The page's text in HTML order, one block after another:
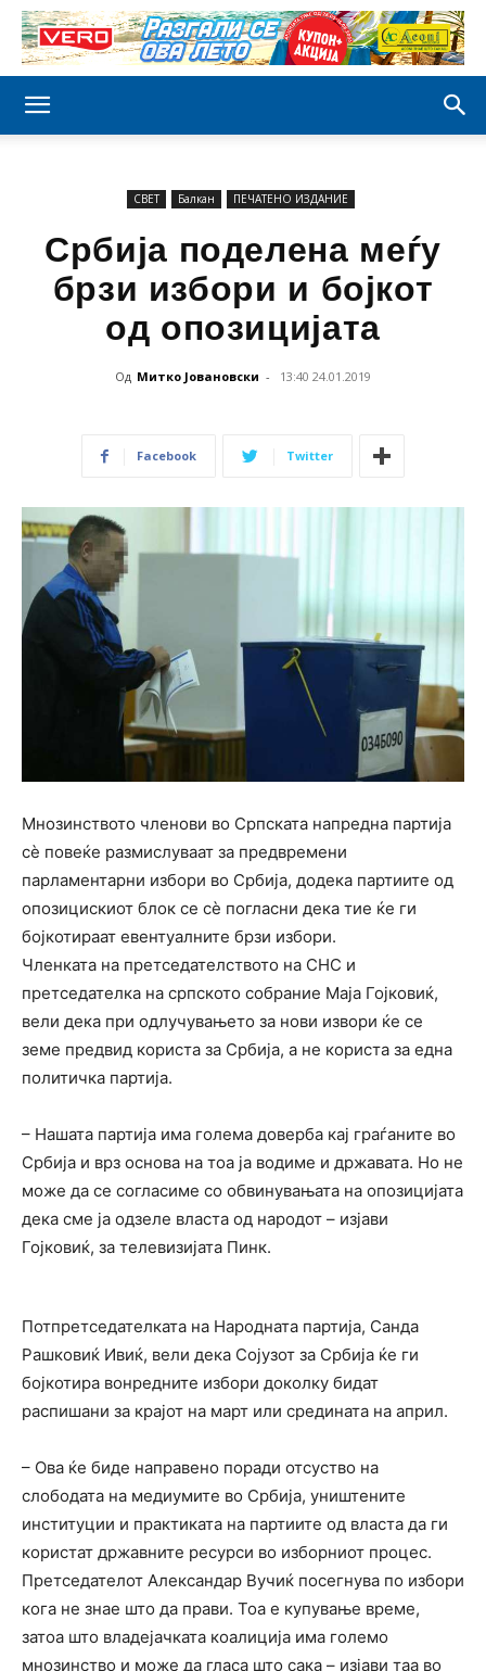
СВЕТ Балкан ПЕЧАТЕНО ИЗДАНИЕ
Србија поделена меѓу
брзи избори и бојкот
од опозицијата
Од Митко Јовановски - 13:40 24.01.2019
Facebook Twitter
Мнозинството членови во Српската напредна партија
сѐ повеќе размислуваат за предвремени
парламентарни избори во Србија, додека партиите од
опозицискиот блок се сѐ погласни дека тие ќе ги
бојкотираат евентуалните брзи избори.
Членката на претседателството на СНС и
претседателка на српското собрание Маја Гојковиќ,
вели дека при одлучувањето за нови извори ќе се
земе предвид користа за Србија, а не користа за една
политичка партија.
– Нашата партија има голема доверба кај граѓаните во
Србија и врз основа на тоа ја водиме и државата. Но не
може да се согласиме со обвинувањата на опозицијата
дека сме ја одзеле власта од народот – изјави
Гојковиќ, за телевизијата Пинк.
Потпретседателката на Народната партија, Санда
Рашковиќ Ивиќ, вели дека Сојузот за Србија ќе ги
бојкотира вонредните избори доколку бидат
распишани за крајот на март или средината на април.
– Ова ќе биде направено поради отсуство на
слободата на медиумите во Србија, уништените
институции и практиката на партиите од власта да ги
користат државните ресурси во изборниот процес.
Претседателот Александар Вучиќ посегнува по избори
кога не знае што да прави. Тоа е купување време,
затоа што владејачката коалиција има големо
мнозинство и може да гласа што сака – изјави таа во